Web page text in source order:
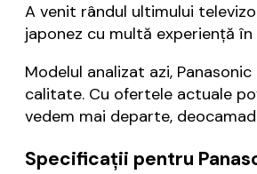
A venit rândul ultimului
japonez cu multă experiență în
Modelul analizat azi,
calitate. Cu ofertele actuale
vedem mai departe,
Specificații pentru